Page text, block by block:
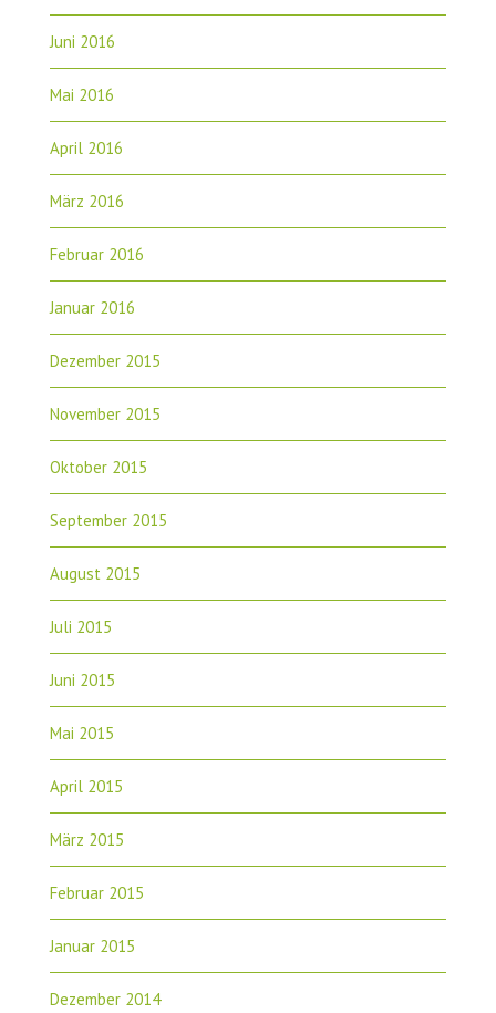
Juni 2016
Mai 2016
April 2016
März 2016
Februar 2016
Januar 2016
Dezember 2015
November 2015
Oktober 2015
September 2015
August 2015
Juli 2015
Juni 2015
Mai 2015
April 2015
März 2015
Februar 2015
Januar 2015
Dezember 2014